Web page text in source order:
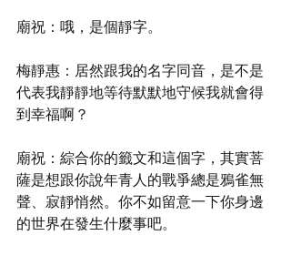
廟祝：哦，是個靜字。
梅靜惠：居然跟我的名字同音，是不是
代表我靜靜地等待默默地守候我就會得
到幸福啊？
廟祝：綜合你的籤文和這個字，其實菩
薩是想跟你說年青人的戰爭總是鴉雀無
聲、寂靜悄然。你不如留意一下你身邊
的世界在發生什麼事吧。